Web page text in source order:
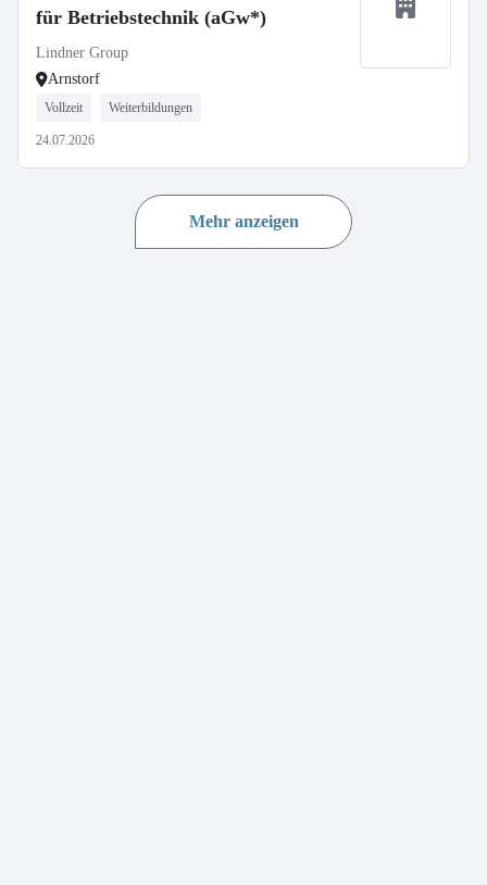
für Betriebstechnik (aGw*)
Lindner Group
Arnstorf
Vollzeit Weiterbildungen
24.07.2026
Mehr anzeigen